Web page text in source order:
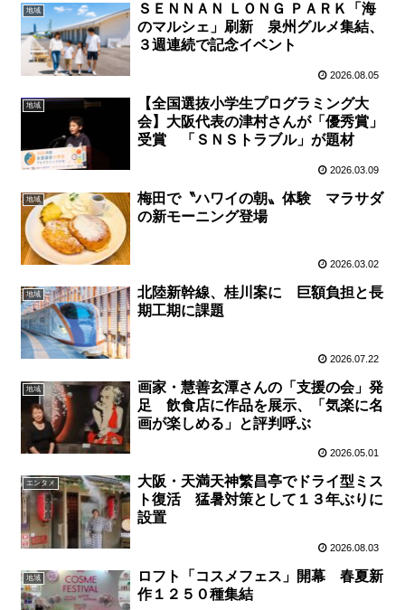
地域
ＳＥＮＮＡＮ ＬＯＮＧ ＰＡＲＫ「海
のマルシェ」刷新 泉州グルメ集結、
３週連続で記念イベント
2026.08.05
地域
【全国選抜小学生プログラミング大
会】大阪代表の津村さんが「優秀賞」
受賞 「ＳＮＳトラブル」が題材
2026.03.09
地域
梅田で〝ハワイの朝〟体験 マラサダ
の新モーニング登場
2026.03.02
地域
北陸新幹線、桂川案に 巨額負担と長
期工期に課題
2026.07.22
地域
画家・慧善玄潭さんの「支援の会」発
足 飲食店に作品を展示、「気楽に名
画が楽しめる」と評判呼ぶ
2026.05.01
エンタメ
大阪・天満天神繁昌亭でドライ型ミス
ト復活 猛暑対策として１３年ぶりに
設置
2026.08.03
地域
ロフト「コスメフェス」開幕 春夏新
作１２５０種集結